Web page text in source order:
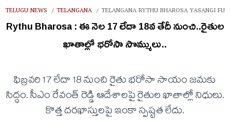
TELUGU NEWS / TELANGANA / TELANGANA RYTHU BHAROSA YASANGI
Rythu Bharosa : ఈ నెల 17 లేదా 18వ తేదీ నుంచి..రైతుల
ఖాతాల్లో భరోసా సొమ్ములు..
ఫిబ్రవరి 17 లేదా 18 నుంచి రైతు భరోసా సాయం జమకు
సిద్ధం. సీఎం రేవంత్ రెడ్డి ఆదేశాలపై రైతుల ఖాతాల్లో నిధులు.
కొత్త దరఖాస్తులపై ఇంకా స్పష్టత లేదు.